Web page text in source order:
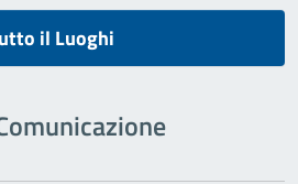
il Luoghi